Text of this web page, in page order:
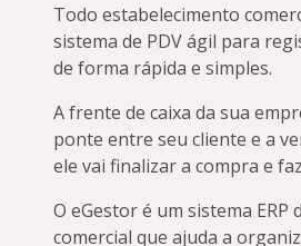
Todo estabelecimento
sistema de PDV ágil para
de forma rápida e simples.
A frente de caixa da sua
ponte entre seu cliente e a
ele vai finalizar a compra e
O eGestor é um sistema ERP
comercial que ajuda a